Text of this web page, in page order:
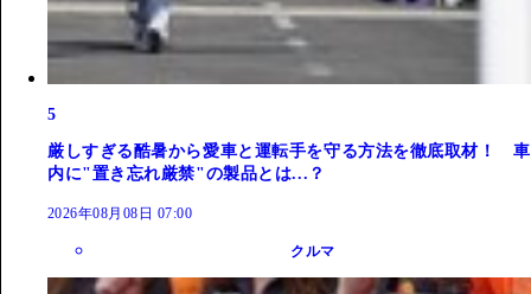
5
厳しすぎる酷暑から愛車と運転手を守る方法を徹底取材！ 車
内に"置き忘れ厳禁"の製品とは...？
2026年08月08日 07:00
クルマ